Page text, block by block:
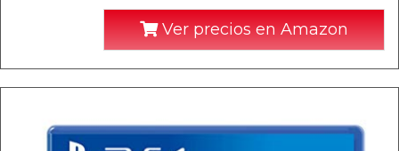
Ver precios en Amazon